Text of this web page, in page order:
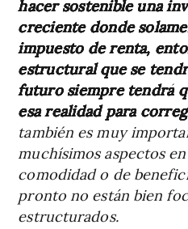
hacer sostenible una
creciente donde
impuesto de renta,
estructural que se
futuro siempre tendrá
esa realidad para
también es muy
muchísimos aspectos
comodidad o de
pronto no están bien
estructurados.